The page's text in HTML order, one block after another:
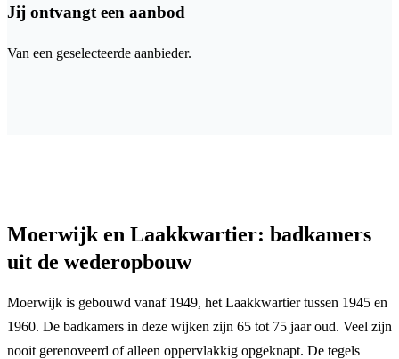
Jij ontvangt een aanbod
Van een geselecteerde aanbieder.
Moerwijk en Laakkwartier: badkamers
uit de wederopbouw
Moerwijk is gebouwd vanaf 1949, het Laakkwartier tussen 1945 en
1960. De badkamers in deze wijken zijn 65 tot 75 jaar oud. Veel zijn
nooit gerenoveerd of alleen oppervlakkig opgeknapt. De tegels